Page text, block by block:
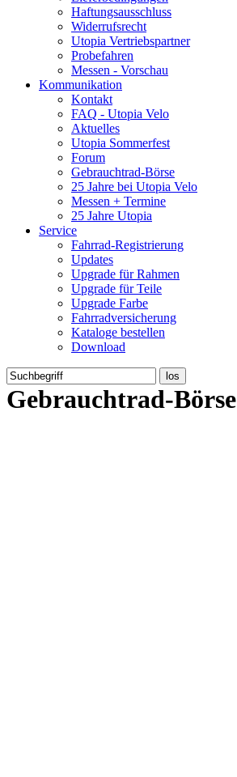
Haftungsausschluss
Widerrufsrecht
Utopia Vertriebspartner
Probefahren
Messen - Vorschau
Kommunikation
Kontakt
FAQ - Utopia Velo
Aktuelles
Utopia Sommerfest
Forum
Gebrauchtrad-Börse
25 Jahre bei Utopia Velo
Messen + Termine
25 Jahre Utopia
Service
Fahrrad-Registrierung
Updates
Upgrade für Rahmen
Upgrade für Teile
Upgrade Farbe
Fahrradversicherung
Kataloge bestellen
Download
Gebrauchtrad-Börse